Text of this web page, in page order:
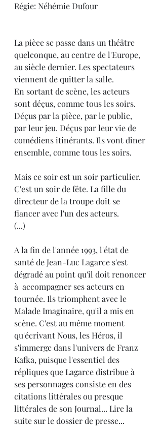
Régie: Néhémie Dufour
La pièce se passe dans un théâtre
quelconque, au centre de l'Europe,
au siècle dernier. Les spectateurs
viennent de quitter la salle.
En sortant de scène, les acteurs
sont déçus, comme tous les soirs.
Déçus par la pièce, par le public,
par leur jeu. Déçus par leur vie de
comédiens itinérants. Ils vont dîner
ensemble, comme tous les soirs.
Mais ce soir est un soir particulier.
C'est un soir de fête. La fille du
directeur de la troupe doit se
fiancer avec l'un des acteurs.
(...)
A la fin de l'année 1993, l'état de
santé de Jean-Luc Lagarce s'est
dégradé au point qu'il doit renoncer
à  accompagner ses acteurs en
tournée. Ils triomphent avec le
Malade Imaginaire, qu'il a mis en
scène. C'est au même moment
qu'écrivant Nous, les Héros, il
s'immerge dans l'univers de Franz
Kafka, puisque l'essentiel des
répliques que Lagarce distribue à
ses personnages consiste en des
citations littérales ou presque
littérales de son Journal... Lire la
suite sur le dossier de presse...